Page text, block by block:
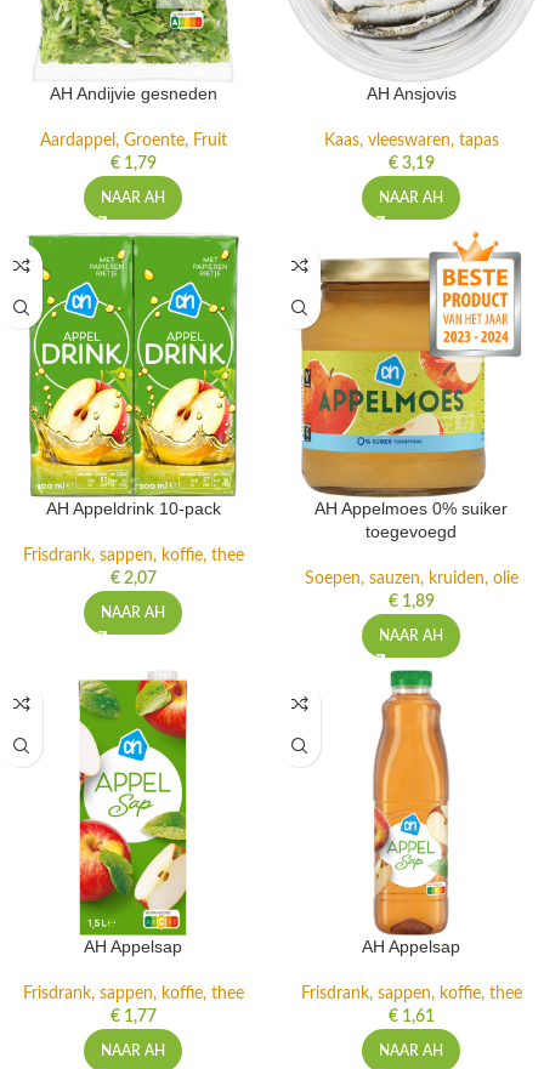
AH Andijvie gesneden
Aardappel, Groente, Fruit
€1,79
NAAR AH
AH Ansjovis
Kaas, vleeswaren, tapas
€3,19
NAAR AH
AH Appeldrink 10-pack
Frisdrank, sappen, koffie, thee
€2,07
NAAR AH
AH Appelmoes 0% suiker
toegevoegd
Soepen, sauzen, kruiden, olie
€1,89
NAAR AH
AH Appelsap
Frisdrank, sappen, koffie, thee
€1,77
NAAR AH
AH Appelsap
Frisdrank, sappen, koffie, thee
€1,61
NAAR AH